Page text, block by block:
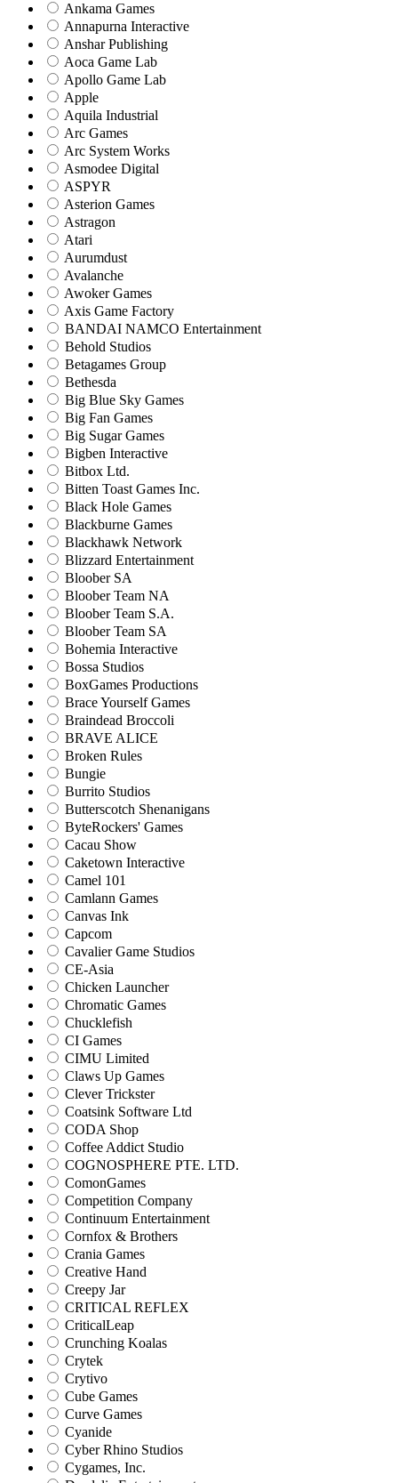
Ankama Games
Annapurna Interactive
Anshar Publishing
Aoca Game Lab
Apollo Game Lab
Apple
Aquila Industrial
Arc Games
Arc System Works
Asmodee Digital
ASPYR
Asterion Games
Astragon
Atari
Aurumdust
Avalanche
Awoker Games
Axis Game Factory
BANDAI NAMCO Entertainment
Behold Studios
Betagames Group
Bethesda
Big Blue Sky Games
Big Fan Games
Big Sugar Games
Bigben Interactive
Bitbox Ltd.
Bitten Toast Games Inc.
Black Hole Games
Blackburne Games
Blackhawk Network
Blizzard Entertainment
Bloober SA
Bloober Team NA
Bloober Team S.A.
Bloober Team SA
Bohemia Interactive
Bossa Studios
BoxGames Productions
Brace Yourself Games
Braindead Broccoli
BRAVE ALICE
Broken Rules
Bungie
Burrito Studios
Butterscotch Shenanigans
ByteRockers' Games
Cacau Show
Caketown Interactive
Camel 101
Camlann Games
Canvas Ink
Capcom
Cavalier Game Studios
CE-Asia
Chicken Launcher
Chromatic Games
Chucklefish
CI Games
CIMU Limited
Claws Up Games
Clever Trickster
Coatsink Software Ltd
CODA Shop
Coffee Addict Studio
COGNOSPHERE PTE. LTD.
ComonGames
Competition Company
Continuum Entertainment
Cornfox & Brothers
Crania Games
Creative Hand
Creepy Jar
CRITICAL REFLEX
CriticalLeap
Crunching Koalas
Crytek
Crytivo
Cube Games
Curve Games
Cyanide
Cyber Rhino Studios
Cygames, Inc.